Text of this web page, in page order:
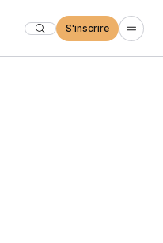
S'inscrire